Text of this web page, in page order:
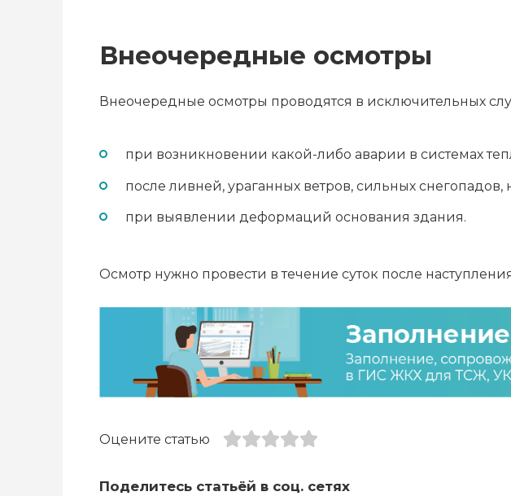
Внеочередные осмотры
Внеочередные осмотры проводятся в исключительных
при возникновении какой-либо аварии в системах
после ливней, ураганных ветров, сильных
при выявлении деформаций основания здания.
Осмотр нужно провести в течение суток после
Оцените статью
Поделитесь статьёй в соц. сетях